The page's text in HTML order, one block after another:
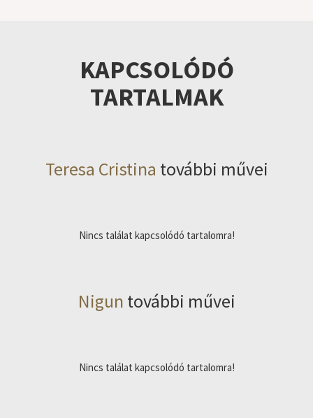
KAPCSOLÓDÓ
TARTALMAK
Teresa Cristina további művei
Nincs találat kapcsolódó tartalomra!
Nigun további művei
Nincs találat kapcsolódó tartalomra!